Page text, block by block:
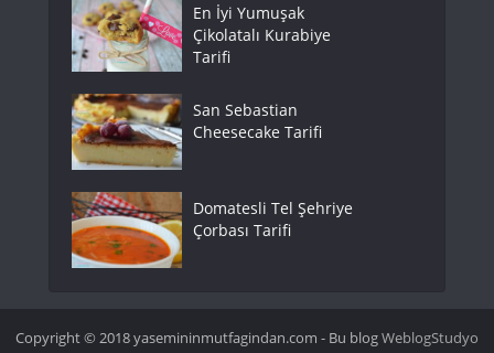
En İyi Yumuşak
Çikolatalı Kurabiye
Tarifi
San Sebastian
Cheesecake Tarifi
Domatesli Tel Şehriye
Çorbası Tarifi
Copyright © 2018 yasemininmutfagindan.com - Bu blogWeblogStudyo